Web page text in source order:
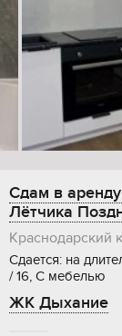
Сдам в
Лётчика
Краснодарский
Сдается: на
/ 16, С мебелью
ЖК Дыхание